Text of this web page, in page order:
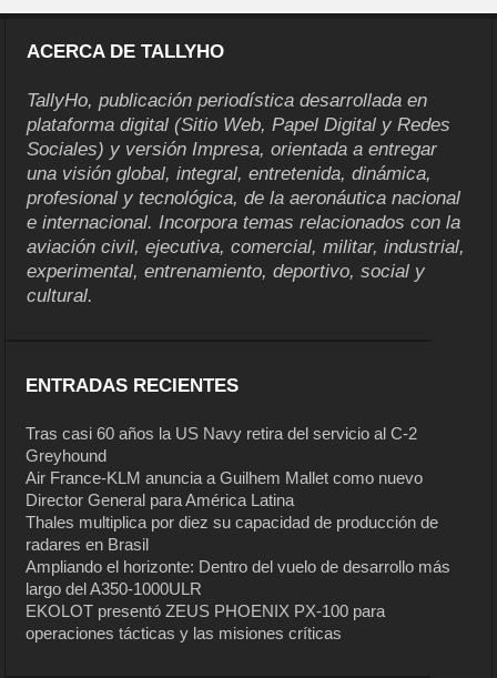
ACERCA DE TALLYHO
TallyHo, publicación periodística desarrollada en
plataforma digital (Sitio Web, Papel Digital y Redes
Sociales) y versión Impresa, orientada a entregar
una visión global, integral, entretenida, dinámica,
profesional y tecnológica, de la aeronáutica nacional
e internacional. Incorpora temas relacionados con la
aviación civil, ejecutiva, comercial, militar, industrial,
experimental, entrenamiento, deportivo, social y
cultural.
ENTRADAS RECIENTES
Tras casi 60 años la US Navy retira del servicio al C-2
Greyhound
Air France-KLM anuncia a Guilhem Mallet como nuevo
Director General para América Latina
Thales multiplica por diez su capacidad de producción de
radares en Brasil
Ampliando el horizonte: Dentro del vuelo de desarrollo más
largo del A350-1000ULR
EKOLOT presentó ZEUS PHOENIX PX-100 para
operaciones tácticas y las misiones críticas